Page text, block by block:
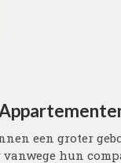
een groter
hun